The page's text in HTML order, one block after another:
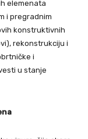
elemenata
i pregradnim
konstruktivnih
rekonstrukciju i
i
u stanje